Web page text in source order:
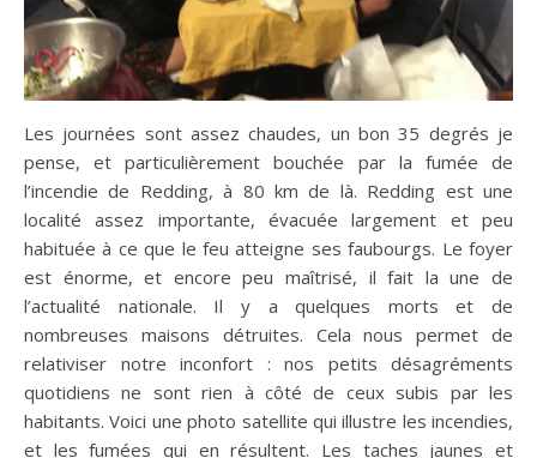
Les journées sont assez chaudes, un bon 35 degrés je
pense, et particulièrement bouchée par la fumée de
l’incendie de Redding, à 80 km de là. Redding est une
localité assez importante, évacuée largement et peu
habituée à ce que le feu atteigne ses faubourgs. Le foyer
est énorme, et encore peu maîtrisé, il fait la une de
l’actualité nationale. Il y a quelques morts et de
nombreuses maisons détruites. Cela nous permet de
relativiser notre inconfort : nos petits désagréments
quotidiens ne sont rien à côté de ceux subis par les
habitants. Voici une photo satellite qui illustre les incendies,
et les fumées qui en résultent. Les taches jaunes et